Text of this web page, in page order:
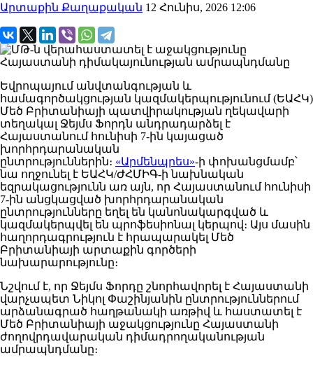
Արտաքին Քաղաքական 12 Հունիս, 2026 12:06
Եվրոպայում անվտանգության և
համագործակցության կազմակերպությունում (ԵԱՀԿ)
Մեծ Բրիտանիայի պատվիրակության ղեկավարի
տեղակալ Ջեյմս Ֆորդն անդրադարձել է
Հայաստանում հունիսի 7-ին կայացած
խորհրդարանական
ընտրություններին։ «Արմենպրես»-ի փոխանցմամբ՝
նա ողջունել է ԵԱՀԿ/ԺՀՄԻԳ-ի նախնական
եզրակացությունն առ այն, որ Հայաստանում հունիսի
7-ին անցկացված խորհրդարանական
ընտրությունները եղել են կանոնակարգված և
կազմակերպվել են պրոֆեսիոնալ կերպով։ Այս մասին
հաղորդագրություն է հրապարակել Մեծ
Բրիտանիայի արտաքին գործերի
նախարարությունը։
Նշվում է, որ Ջեյմս Ֆորդը շնորհավորել է Հայաստանի
վարչապետ Նիկոլ Փաշինյանին ընտրություններում
արձանագրած հաղթանակի առթիվ և հաստատել է
Մեծ Բրիտանիայի աջակցությունը Հայաստանի
ժողովրդավարական դիմադրողականության
ամրապնդմանը։